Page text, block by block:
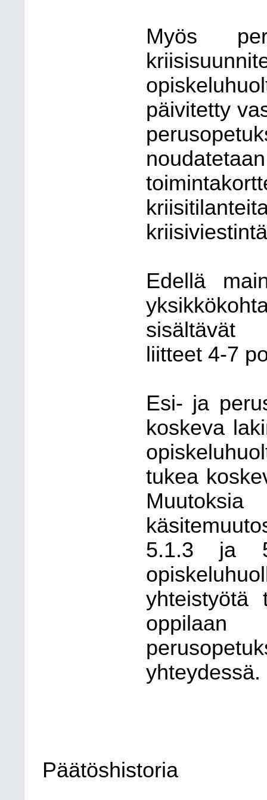
Myös
päivitetty
Edellä
sisältävät
liitteet 4-7
Esi- ja
koskeva
tukea
5.1.3 ja
yhteistyötä
oppilaan
yhteydessä.
Päätöshistoria